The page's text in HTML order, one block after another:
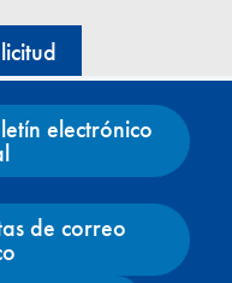
electrónico
de correo